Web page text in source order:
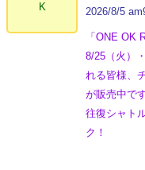
K
2026/8/5
「ONE OK
8/25（火）
れる皆様、
が販売中で
往復シャト
ク！